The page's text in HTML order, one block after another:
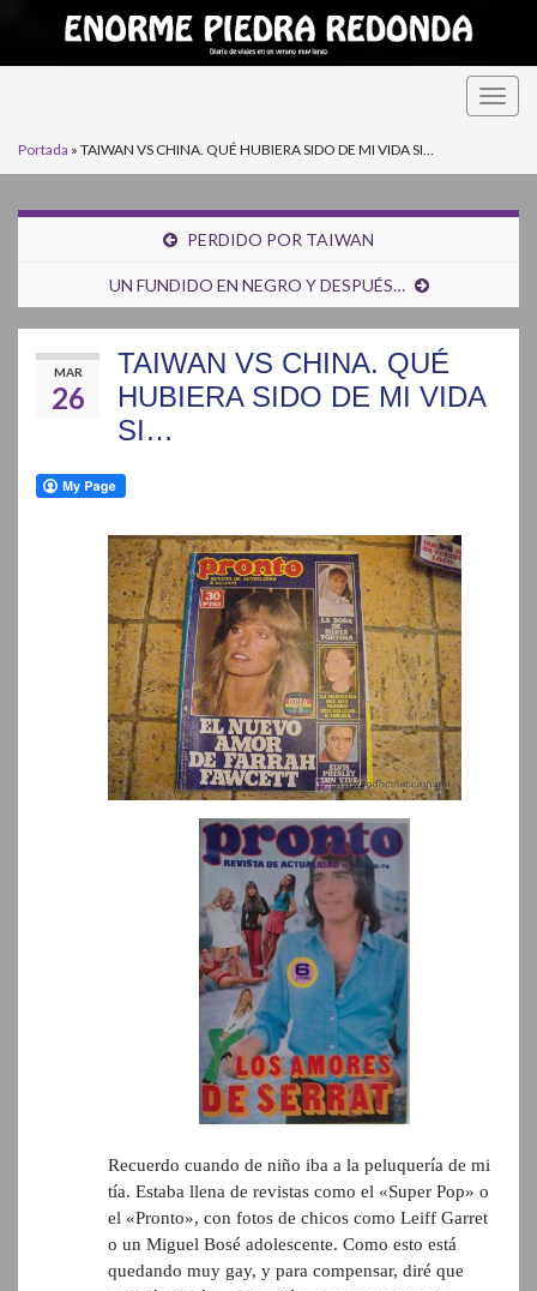
Portada » TAIWAN VS CHINA. QUÉ HUBIERA SIDO DE MI VIDA SI…
PERDIDO POR TAIWAN
UN FUNDIDO EN NEGRO Y DESPUÉS…
MAR
26
TAIWAN VS CHINA. QUÉ
HUBIERA SIDO DE MI VIDA
SI…
Recuerdo cuando de niño iba a la peluquería de mi
tía. Estaba llena de revistas como el «Super Pop» o
el «Pronto», con fotos de chicos como Leiff Garret
o un Miguel Bosé adolescente. Como esto está
quedando muy gay, y para compensar, diré que